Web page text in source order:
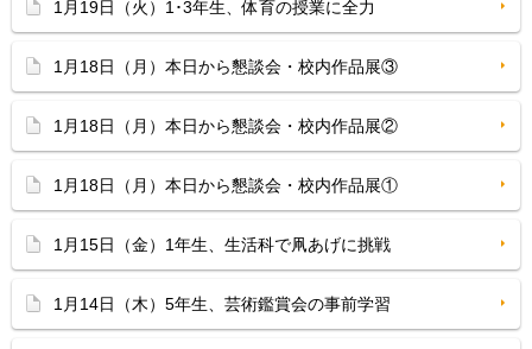
1月19日（火）1･3年生、体育の授業に全力
1月18日（月）本日から懇談会・校内作品展③
1月18日（月）本日から懇談会・校内作品展②
1月18日（月）本日から懇談会・校内作品展①
1月15日（金）1年生、生活科で凧あげに挑戦
1月14日（木）5年生、芸術鑑賞会の事前学習